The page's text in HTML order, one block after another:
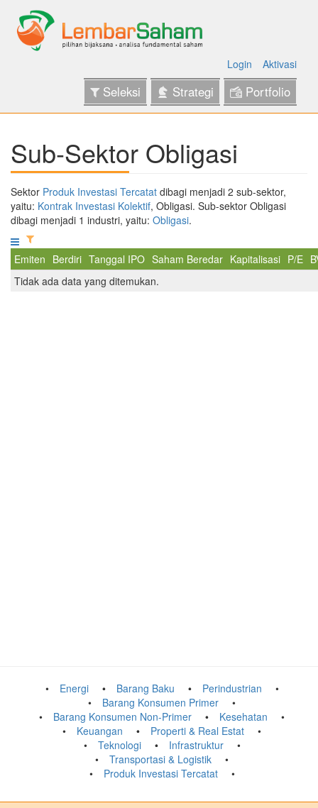
Login Aktivasi
Seleksi Strategi Portfolio
Sub-Sektor Obligasi
Sektor Produk Investasi Tercatat dibagi menjadi 2 sub-sektor,
yaitu: Kontrak Investasi Kolektif, Obligasi. Sub-sektor Obligasi
dibagi menjadi 1 industri, yaitu: Obligasi.
Emiten Berdiri Tanggal IPO Saham Beredar Kapitalisasi P/E
Tidak ada data yang ditemukan.
Energi Barang Baku
Perindustrian
Barang Konsumen Primer
Barang Konsumen Non-Primer
Kesehatan
Keuangan
Properti & Real Estat
Teknologi
Infrastruktur
Transportasi & Logistik
Produk Investasi Tercatat